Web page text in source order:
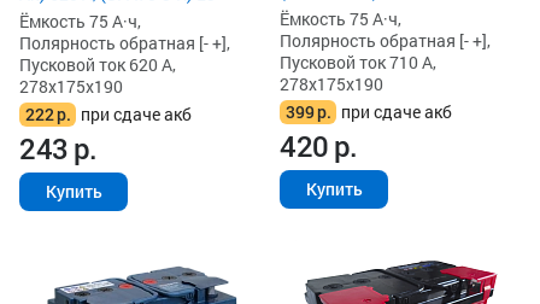
Ёмкость 75 А·ч,
Полярность обратная [- +],
Пусковой ток 620 А,
278x175x190
222р. при сдаче акб
243р.
Купить
Ёмкость 75 А·ч,
Полярность обратная [- +],
Пусковой ток 710 А,
278x175x190
399р. при сдаче акб
420р.
Купить